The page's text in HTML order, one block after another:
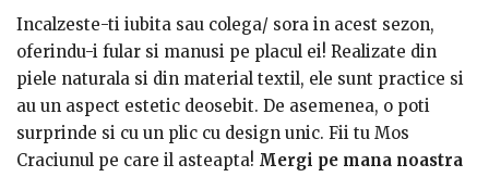
Incalzeste-ti iubita sau colega/ sora in acest sezon,
oferindu-i fular si manusi pe placul ei! Realizate din
piele naturala si din material textil, ele sunt practice si
au un aspect estetic deosebit. De asemenea, o poti
surprinde si cu un plic cu design unic. Fii tu Mos
Craciunul pe care il asteapta! Mergi pe mana noastra